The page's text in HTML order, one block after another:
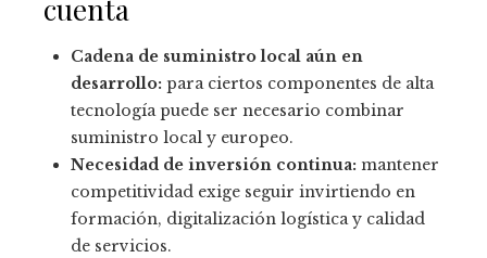
cuenta
Cadena de suministro local aún en
desarrollo: para ciertos componentes de alta
tecnología puede ser necesario combinar
suministro local y europeo.
Necesidad de inversión continua: mantener
competitividad exige seguir invirtiendo en
formación, digitalización logística y calidad
de servicios.